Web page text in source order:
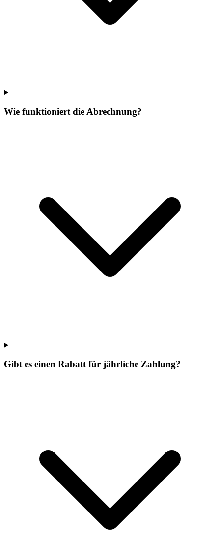
Wie funktioniert die Abrechnung?
Gibt es einen Rabatt für jährliche Zahlung?